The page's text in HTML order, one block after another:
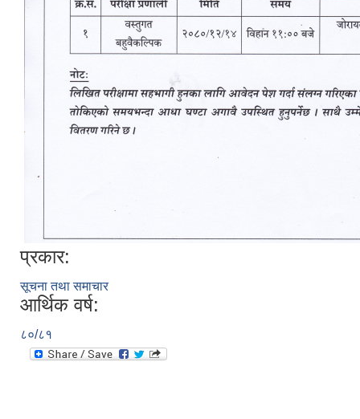
प्रकार:
सूचना तथा समाचार
आर्थिक वर्ष:
८०/८१